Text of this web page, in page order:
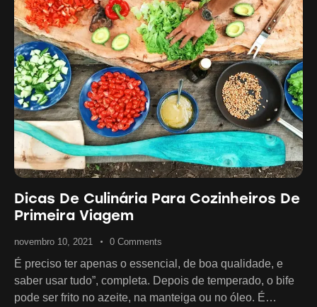
Dicas De Culinária Para Cozinheiros De
Primeira Viagem
novembro 10, 2021 0 Comments
É preciso ter apenas o essencial, de boa qualidade, e
saber usar tudo”, completa. Depois de temperado, o bife
pode ser frito no azeite, na manteiga ou no óleo. É…